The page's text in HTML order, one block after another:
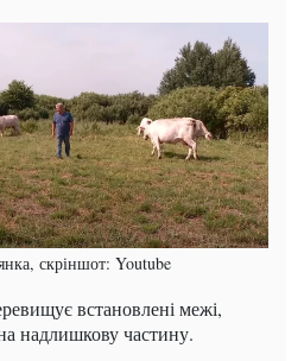
скріншот: Youtube
встановлені межі,
надлишкову частину.